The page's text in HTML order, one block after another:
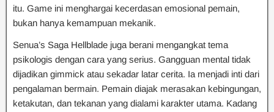
itu. Game ini menghargai kecerdasan emosional pemain,
bukan hanya kemampuan mekanik.
Senua’s Saga Hellblade juga berani mengangkat tema
psikologis dengan cara yang serius. Gangguan mental tidak
dijadikan gimmick atau sekadar latar cerita. Ia menjadi inti dari
pengalaman bermain. Pemain diajak merasakan kebingungan,
ketakutan, dan tekanan yang dialami karakter utama. Kadang